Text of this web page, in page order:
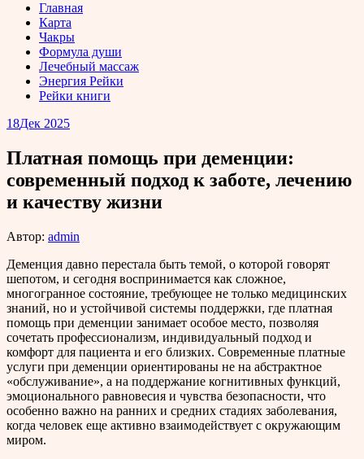
Главная
Карта
Чакры
Формула души
Лечебный массаж
Энергия Рейки
Рейки книги
18Дек 2025
Платная помощь при деменции:
современный подход к заботе, лечению
и качеству жизни
Автор: admin
Деменция давно перестала быть темой, о которой говорят
шепотом, и сегодня воспринимается как сложное,
многогранное состояние, требующее не только медицинских
знаний, но и устойчивой системы поддержки, где платная
помощь при деменции занимает особое место, позволяя
сочетать профессионализм, индивидуальный подход и
комфорт для пациента и его близких. Современные платные
услуги при деменции ориентированы не на абстрактное
«обслуживание», а на поддержание когнитивных функций,
эмоционального равновесия и чувства безопасности, что
особенно важно на ранних и средних стадиях заболевания,
когда человек еще активно взаимодействует с окружающим
миром.